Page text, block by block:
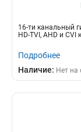
16-ти канальный
HD-TVI, AHD и CVI
Подробнее
Наличие: Нет на